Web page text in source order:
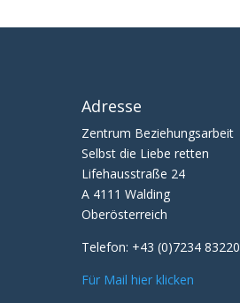
Adresse
Zentrum Beziehungsarbeit
Selbst die Liebe retten
Lifehausstraße 24
A 4111 Walding
Oberösterreich
Telefon: +43 (0)7234 83220
Für Mail hier klicken